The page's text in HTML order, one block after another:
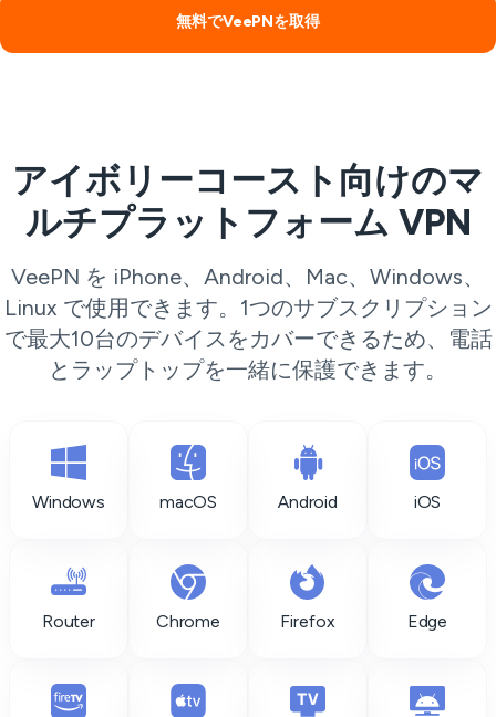
無料でVeePNを取得
アイボリーコースト向けのマ
ルチプラットフォーム VPN
VeePN を iPhone、Android、Mac、Windows、
Linux で使用できます。1つのサブスクリプション
で最大10台のデバイスをカバーできるため、電話
とラップトップを一緒に保護できます。
Windows macOS Android iOS
Router Chrome Firefox Edge